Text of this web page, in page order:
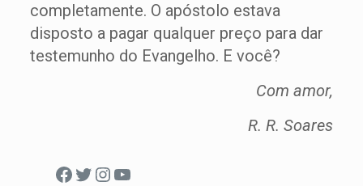
completamente. O apóstolo estava
disposto a pagar qualquer preço para dar
testemunho do Evangelho. E você?
Com amor,
R. R. Soares
Facebook
Twitter
Instagram
Youtube